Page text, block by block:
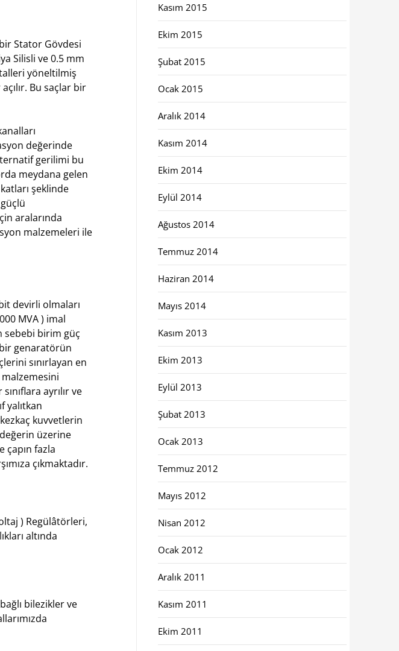
Stator Gövdesi
Silisli ve 0.5 mm
yöneltilmiş
Bu saçlar bir
değerinde
gerilimi bu
meydana gelen
şeklinde
aralarında
malzemeleri ile
devirli olmaları
MVA ) imal
sebebi birim güç
genaratörün
sınırlayan en
malzemesini
ayrılır ve
yalıtkan
kuvvetlerin
üzerine
çapın fazla
çıkmaktadır.
) Regülâtörleri,
altında
bilezikler ve
Kasım 2015
Ekim 2015
Şubat 2015
Ocak 2015
Aralık 2014
Kasım 2014
Ekim 2014
Eylül 2014
Ağustos 2014
Temmuz 2014
Haziran 2014
Mayıs 2014
Kasım 2013
Ekim 2013
Eylül 2013
Şubat 2013
Ocak 2013
Temmuz 2012
Mayıs 2012
Nisan 2012
Ocak 2012
Aralık 2011
Kasım 2011
Ekim 2011